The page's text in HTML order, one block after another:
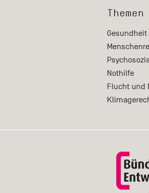
Themen
Gesundheit
Nothilfe
Flucht und